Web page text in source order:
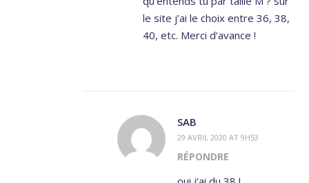
le site j’ai le choix entre 36, 38,
40, etc. Merci d’avance !
SAB
29 AVRIL 2020 AT 9H53
RÉPONDRE